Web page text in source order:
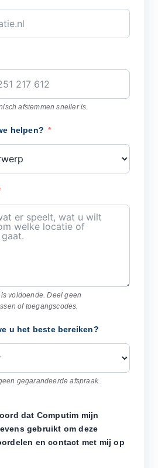
afstemmen sneller is.
helpen?
voldoende. Deel geen
of toegangscodes.
u het beste bereiken?
gegarandeerde afspraak.
dat Computim mijn
gebruikt om deze
en contact met mij op